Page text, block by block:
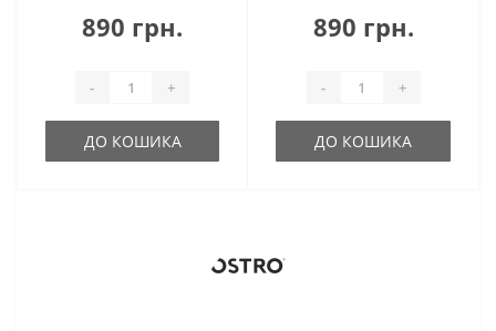
890 грн.
- +
ДО КОШИКА
890 грн.
- +
ДО КОШИКА